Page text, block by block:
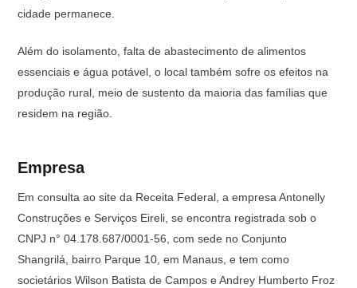
cidade permanece.
Além do isolamento, falta de abastecimento de alimentos
essenciais e água potável, o local também sofre os efeitos na
produção rural, meio de sustento da maioria das famílias que
residem na região.
Empresa
Em consulta ao site da Receita Federal, a empresa Antonelly
Construções e Serviços Eireli, se encontra registrada sob o
CNPJ n° 04.178.687/0001-56, com sede no Conjunto
Shangrilá, bairro Parque 10, em Manaus, e tem como
societários Wilson Batista de Campos e Andrey Humberto Froz